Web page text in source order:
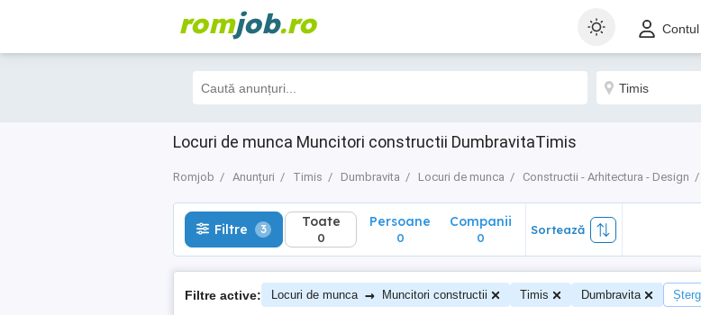
romjob.ro
Locuri de munca Muncitori constructii DumbravitaTimis
Romjob Anunțuri Timis Dumbravita Locuri de munca Constructii - Arhitectura - Design
Filtre 3 Toate
0
Filtre 3 Toate
0
Persoane
0
Companii
0
Sortează
Filtre active: Locuri de munca → Muncitori constructii Timis Dumbravita